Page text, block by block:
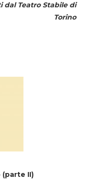
dal Teatro Stabile di
Torino
(parte II)